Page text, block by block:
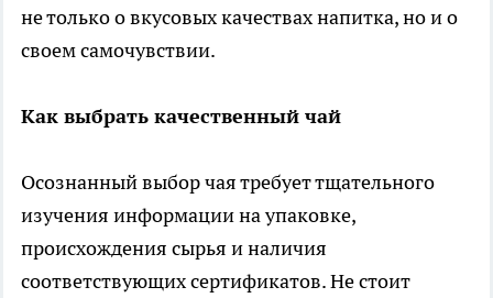
не только о вкусовых качествах напитка, но и о
своем самочувствии.
Как выбрать качественный чай
Осознанный выбор чая требует тщательного
изучения информации на упаковке,
происхождения сырья и наличия
соответствующих сертификатов. Не стоит